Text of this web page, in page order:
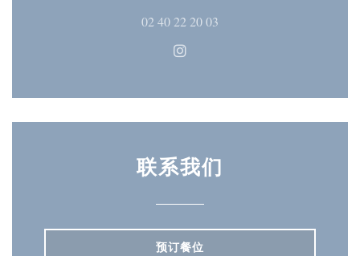
02 40 22 20 03
Instagram ((在新窗口中打开
联系我们
预订餐位